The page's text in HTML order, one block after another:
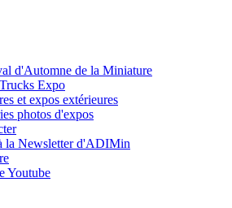
d'Automne de la Miniature
Expo
et expos extérieures
photos d'expos
la Newsletter d'ADIMin
Youtube